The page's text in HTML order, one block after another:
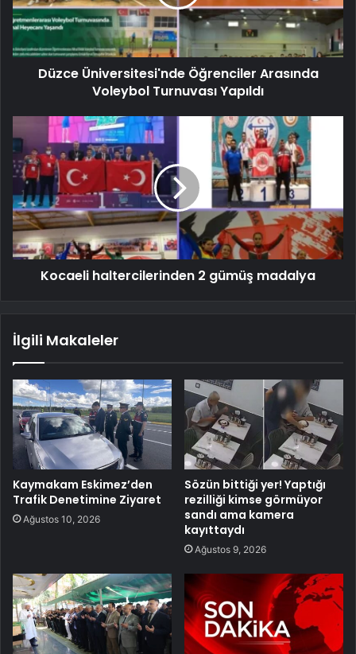
Düzce Üniversitesi'nde Öğrenciler Arasında
Voleybol Turnuvası Yapıldı
Kocaeli haltercilerinden 2 gümüş madalya
İlgili Makaleler
Kaymakam Eskimez’den
Trafik Denetimine Ziyaret
Ağustos 10, 2026
Sözün bittiği yer! Yaptığı
rezilliği kimse görmüyor
sandı ama kamera
kayıttaydı
Ağustos 9, 2026